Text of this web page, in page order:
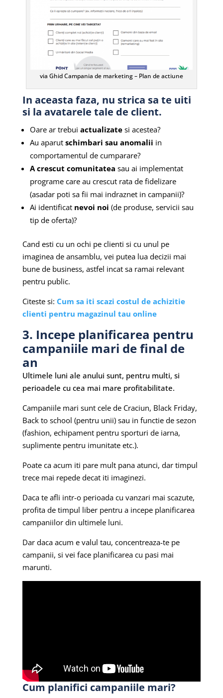
via Ghid Campania de marketing – Plan de actiune
In aceasta faza, nu strica sa te uiti
si la avatarele tale de client.
Oare ar trebui actualizatesi acestea?
Au aparut schimbari sau anomalii in
comportamentul de cumparare?
A crescut comunitatea sau ai implementat
programe care au crescut rata de fidelizare
(asadar poti sa fii mai indraznet in campanii)?
Ai identificatnevoi noi (de produse, servicii sau
tip de oferta)?
Cand esti cu un ochi pe clienti si cu unul pe
imaginea de ansamblu, vei putea lua decizii mai
bune de business, astfel incat sa ramai relevant
pentru public.
Citeste si: Cum sa iti scazi costul de achizitie
clienti pentru magazinul tau online
3. Incepe planificarea pentru
campaniile mari de final de
an
Ultimele luni ale anului sunt, pentru multi, si
perioadele cu cea mai mare profitabilitate.
Campaniile mari sunt cele de Craciun, Black Friday,
Back to school (pentru unii) sau in functie de sezon
(fashion, echipament pentru sporturi de iarna,
suplimente pentru imunitate etc.).
Poate ca acum iti pare mult pana atunci, dar timpul
trece mai repede decat iti imaginezi.
Daca te afli intr-o perioada cu vanzari mai scazute,
profita de timpul liber pentru a incepe planificarea
campaniilor din ultimele luni.
Dar daca acum e valul tau, concentreaza-te pe
campanii, si vei face planificarea cu pasi mai
marunti.
Cum planifici campaniile mari?